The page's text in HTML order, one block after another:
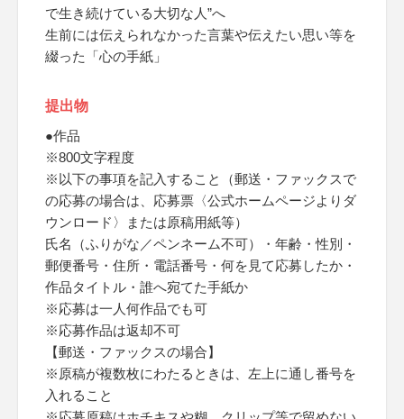
で生き続けている大切な人”へ
生前には伝えられなかった言葉や伝えたい思い等を
綴った「心の手紙」
提出物
●作品
※800文字程度
※以下の事項を記入すること（郵送・ファックスで
の応募の場合は、応募票〈公式ホームページよりダ
ウンロード〉または原稿用紙等）
氏名（ふりがな／ペンネーム不可）・年齢・性別・
郵便番号・住所・電話番号・何を見て応募したか・
作品タイトル・誰へ宛てた手紙か
※応募は一人何作品でも可
※応募作品は返却不可
【郵送・ファックスの場合】
※原稿が複数枚にわたるときは、左上に通し番号を
入れること